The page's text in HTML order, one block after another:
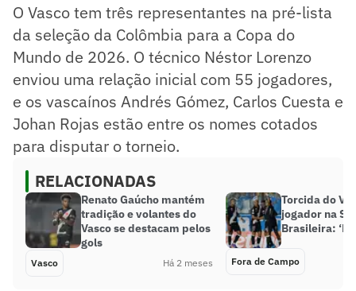
O Vasco tem três representantes na pré-lista
da seleção da Colômbia para a Copa do
Mundo de 2026. O técnico Néstor Lorenzo
enviou uma relação inicial com 55 jogadores,
e os vascaínos Andrés Gómez, Carlos Cuesta e
Johan Rojas estão entre os nomes cotados
para disputar o torneio.
RELACIONADAS
Renato Gaúcho mantém
tradição e volantes do
Vasco se destacam pelos
gols
Vasco Há 2 meses
Torcida do
jogador na
Brasileira:
Fora de Campo